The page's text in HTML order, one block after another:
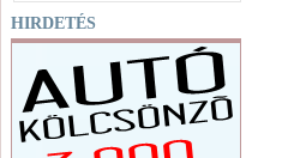
HIRDETÉS